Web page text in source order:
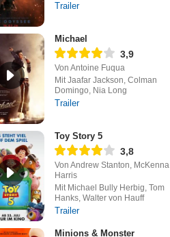
Trailer
Michael
3,9
Von Antoine Fuqua
Mit Jaafar Jackson, Colman
Domingo, Nia Long
Trailer
Toy Story 5
3,8
Von Andrew Stanton, McKenna
Harris
Mit Michael Bully Herbig, Tom
Hanks, Walter von Hauff
Trailer
Minions & Monster